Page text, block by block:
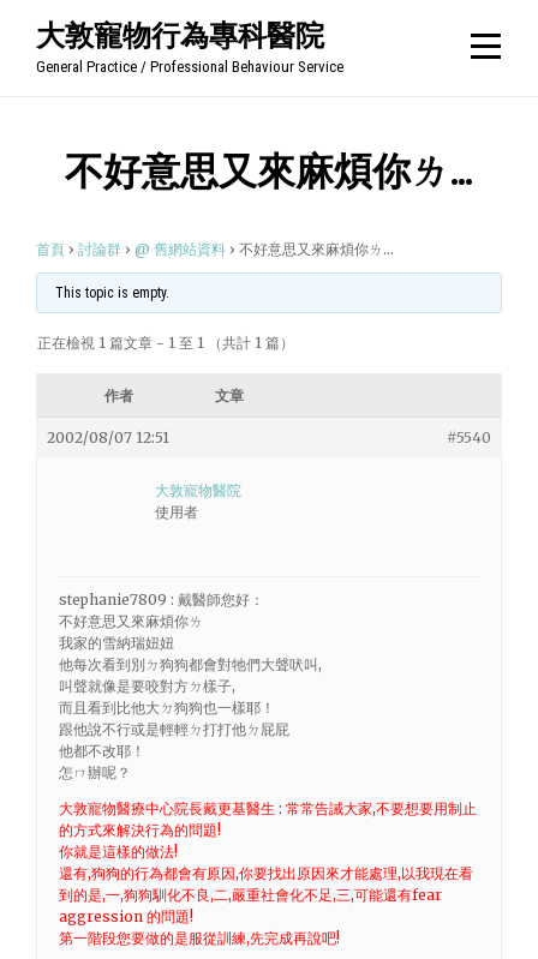
大敦寵物行為專科醫院
General Practice / Professional Behaviour Service
不好意思又來麻煩你ㄌ…
首頁 › 討論群 › @ 舊網站資料 › 不好意思又來麻煩你ㄌ…
This topic is empty.
正在檢視 1 篇文章 - 1 至 1 （共計 1 篇）
作者 文章
2002/08/07 12:51 #5540
大敦寵物醫院
使用者
stephanie7809 : 戴醫師您好：
不好意思又來麻煩你ㄌ
我家的雪納瑞妞妞
他每次看到別ㄉ狗狗都會對牠們大聲吠叫,
叫聲就像是要咬對方ㄉ樣子,
而且看到比他大ㄉ狗狗也一樣耶！
跟他說不行或是輕輕ㄉ打打他ㄉ屁屁
他都不改耶！
怎ㄇ辦呢？
大敦寵物醫療中心院長戴更基醫生 : 常常告誡大家,不要想要用制止
的方式來解決行為的問題!
你就是這樣的做法!
還有,狗狗的行為都會有原因,你要找出原因來才能處理,以我現在看
到的是,一,狗狗馴化不良,二,嚴重社會化不足,三,可能還有fear
aggression 的問題!
第一階段您要做的是服從訓練,先完成再說吧!